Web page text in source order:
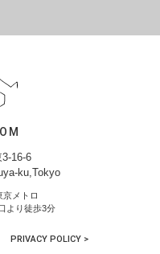
16-6
ku,Tokyo
メトロ
より徒歩3分
PRIVACY POLICY >